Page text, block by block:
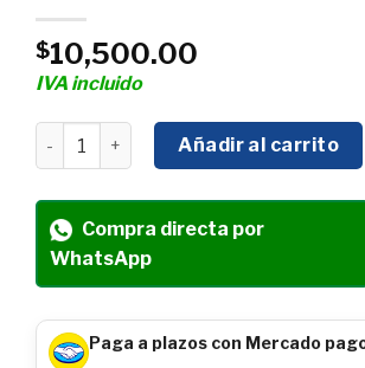
$10,500.00
IVA incluido
COSECHADOR ROTOCULTOR
Añadir al carrito
Compra directa por
WhatsApp
Paga a plazos con Mercado